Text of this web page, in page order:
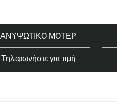
ΑΝΥΨΩΤΙΚΌ ΜΟΤΈΡ
Τηλεφωνήστε για τιμή